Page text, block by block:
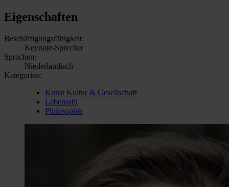
Eigenschaften
Beschäftigungsfähigkeit:
Keynote-Sprecher
Sprachen:
Niederländisch
Kategorien:
Kunst Kultur & Gesellschaft
Lebensstil
Philosophie